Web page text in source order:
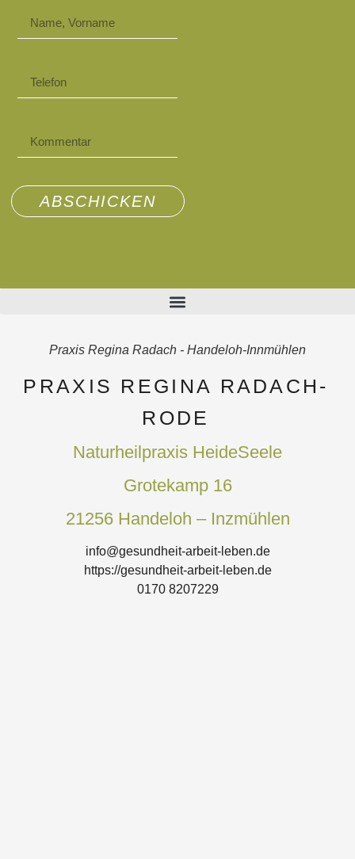
ABSCHICKEN
Praxis Regina Radach - Handeloh-Innmühlen
PRAXIS REGINA RADACH-
RODE
Naturheilpraxis HeideSeele
Grotekamp 16
21256 Handeloh – Inzmühlen
info@gesundheit-arbeit-leben.de
https://gesundheit-arbeit-leben.de
0170 8207229